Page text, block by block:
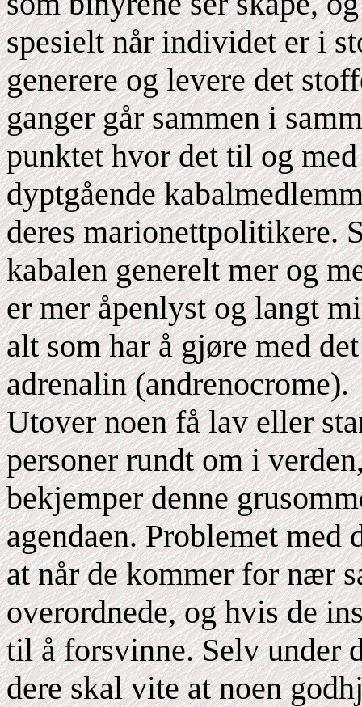
spesielt når individet er i
generere og levere det
ganger går sammen i
punktet hvor det til og
dyptgående
deres marionettpolitikere.
kabalen generelt mer og
er mer åpenlyst og langt
alt som har å gjøre med
adrenalin (andrenocrome).
Utover noen få lav eller
personer rundt om i
bekjemper denne
agendaen. Problemet med
at når de kommer for nær
overordnede, og hvis de
til å forsvinne. Selv under
dere skal vite at noen